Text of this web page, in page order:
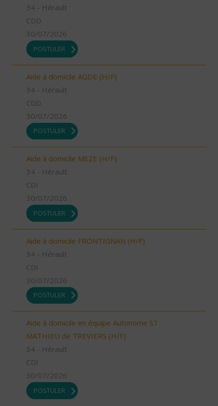
34 - Hérault
CDD
30/07/2026
POSTULER
Aide à domicile AGDE (H/F)
34 - Hérault
CDD
30/07/2026
POSTULER
Aide à domicile MEZE (H/F)
34 - Hérault
CDI
30/07/2026
POSTULER
Aide à domicile FRONTIGNAN (H/F)
34 - Hérault
CDI
30/07/2026
POSTULER
Aide à domicile en équipe Autonome ST
MATHIEU de TREVIERS (H/F)
34 - Hérault
CDI
30/07/2026
POSTULER